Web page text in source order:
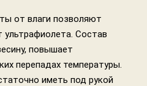
от влаги позволяют
Состав
повышает
перепадах температуры.
иметь под рукой